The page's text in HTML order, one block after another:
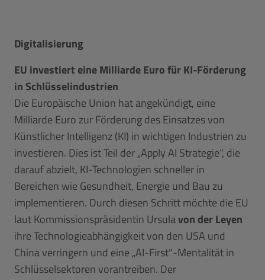
Digitalisierung
EU investiert eine Milliarde Euro für KI-Förderung
in Schlüsselindustrien
Die Europäische Union hat angekündigt, eine
Milliarde Euro zur Förderung des Einsatzes von
Künstlicher Intelligenz (KI) in wichtigen Industrien zu
investieren. Dies ist Teil der „Apply AI Strategie“, die
darauf abzielt, KI-Technologien schneller in
Bereichen wie Gesundheit, Energie und Bau zu
implementieren. Durch diesen Schritt möchte die EU
laut Kommissionspräsidentin Ursulavon der Leyen
ihre Technologieabhängigkeit von den USA und
China verringern und eine „AI-First“-Mentalität in
Schlüsselsektoren vorantreiben. Der